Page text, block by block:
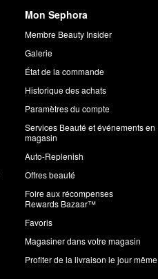
Mon Sephora
Membre Beauty Insider
Galerie
État de la commande
Historique des achats
Paramètres du compte
Services Beauté et événements en
magasin
Auto-Replenish
Offres beauté
Foire aux récompenses
Rewards Bazaar™
Favoris
Magasiner dans votre magasin
Profiter de la livraison le jour même